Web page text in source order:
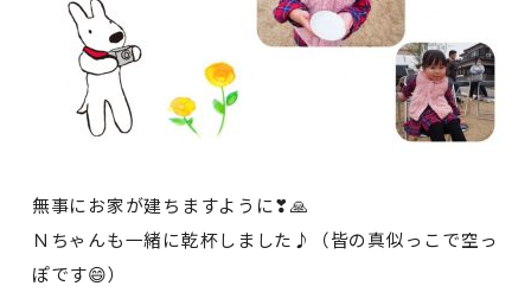
無事にお家が建ちますように❣🙏
Ｎちゃんも一緒に乾杯しました♪（皆の真似っこで空っ
ぽです😄）